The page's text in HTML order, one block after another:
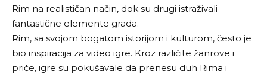
Rim na realističan način, dok su drugi istraživali
fantastične elemente grada.
Rim, sa svojom bogatom istorijom i kulturom, često je
bio inspiracija za video igre. Kroz različite žanrove i
priče, igre su pokušavale da prenesu duh Rima i